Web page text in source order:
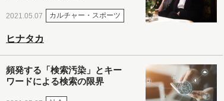
2021.05.07 カルチャー・スポーツ
ヒナタカ
頻発する「検索汚染」とキー
ワードによる検索の限界